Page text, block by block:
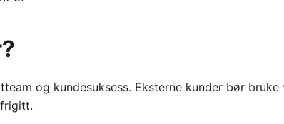
og kundesuksess. Eksterne kunder bør bruke